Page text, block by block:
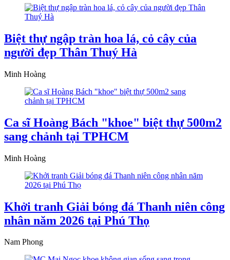
Biệt thự ngập tràn hoa lá, cỏ cây của
người đẹp Thân Thuý Hà
Minh Hoàng
Ca sĩ Hoàng Bách "khoe" biệt thự 500m2
sang chảnh tại TPHCM
Minh Hoàng
Khởi tranh Giải bóng đá Thanh niên công
nhân năm 2026 tại Phú Thọ
Nam Phong